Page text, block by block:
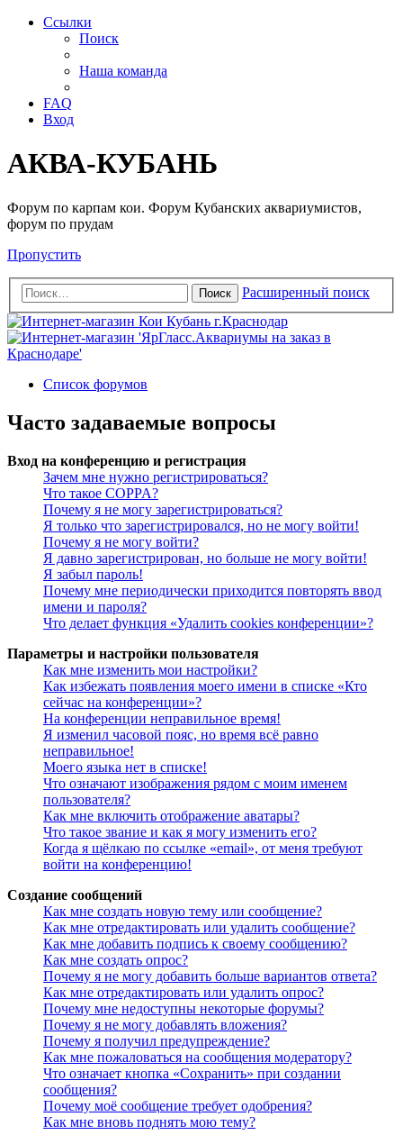
Ссылки
Поиск
Наша команда
FAQ
Вход
АКВА-КУБАНЬ
Форум по карпам кои. Форум Кубанских аквариумистов,
форум по прудам
Пропустить
Поиск Расширенный поиск
Список форумов
Часто задаваемые вопросы
Вход на конференцию и регистрация
Зачем мне нужно регистрироваться?
Что такое COPPA?
Почему я не могу зарегистрироваться?
Я только что зарегистрировался, но не могу войти!
Почему я не могу войти?
Я давно зарегистрирован, но больше не могу войти!
Я забыл пароль!
Почему мне периодически приходится повторять ввод
имени и пароля?
Что делает функция «Удалить cookies конференции»?
Параметры и настройки пользователя
Как мне изменить мои настройки?
Как избежать появления моего имени в списке «Кто
сейчас на конференции»?
На конференции неправильное время!
Я изменил часовой пояс, но время всё равно
неправильное!
Моего языка нет в списке!
Что означают изображения рядом с моим именем
пользователя?
Как мне включить отображение аватары?
Что такое звание и как я могу изменить его?
Когда я щёлкаю по ссылке «email», от меня требуют
войти на конференцию!
Создание сообщений
Как мне создать новую тему или сообщение?
Как мне отредактировать или удалить сообщение?
Как мне добавить подпись к своему сообщению?
Как мне создать опрос?
Почему я не могу добавить больше вариантов ответа?
Как мне отредактировать или удалить опрос?
Почему мне недоступны некоторые форумы?
Почему я не могу добавлять вложения?
Почему я получил предупреждение?
Как мне пожаловаться на сообщения модератору?
Что означает кнопка «Сохранить» при создании
сообщения?
Почему моё сообщение требует одобрения?
Как мне вновь поднять мою тему?